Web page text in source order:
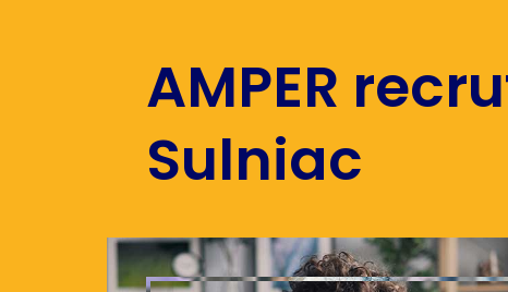
AMPER
Sulniac